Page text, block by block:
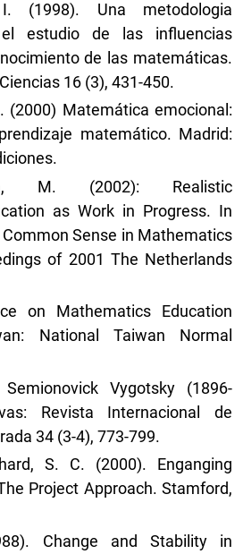
I. (1998). Una metodologia
estudio de las influencias
de las matemáticas.
16 (3), 431-450.
(2000) Matemática emocional:
matemático. Madrid:
M. (2002): Realistic
as Work in Progress. In
Common Sense in Mathematics
of 2001 The Netherlands
on Mathematics Education
National Taiwan Normal
Vygotsky (1896-
Revista Internacional de
34 (3-4), 773-799.
S. C. (2000). Enganging
Project Approach. Stamford,
Change and Stability in